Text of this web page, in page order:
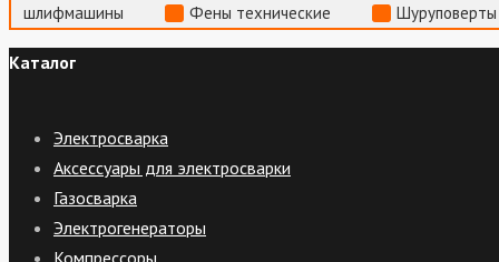
шлифмашины
Фены технические
Каталог
Электросварка
Аксессуары для электросварки
Газосварка
Электрогенераторы